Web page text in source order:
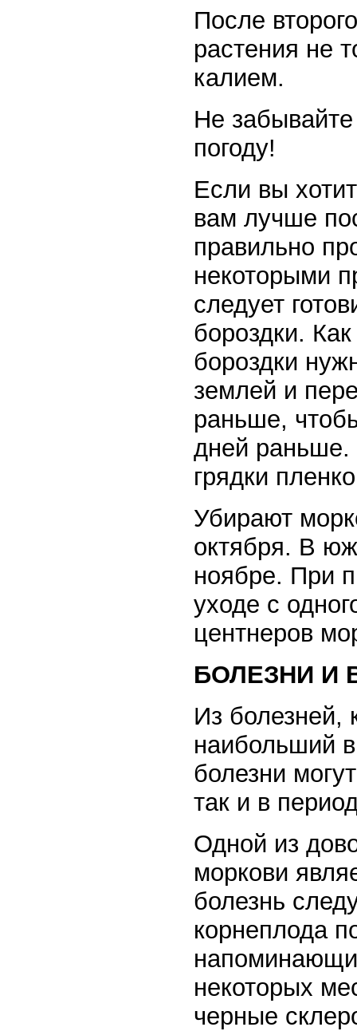
После
растения не
калием.
Не
погоду!
Если вы
вам лучше
правильно
некоторыми
следует
бороздки.
бороздки
землей и
раньше,
дней раньше.
грядки
Убирают
октября. В
ноябре. При
уходе с
центнеров
БОЛЕЗНИ И
Из болезней,
наибольший
болезни
так и в
Одной из
моркови
болезнь
корнеплода
некоторых
черные